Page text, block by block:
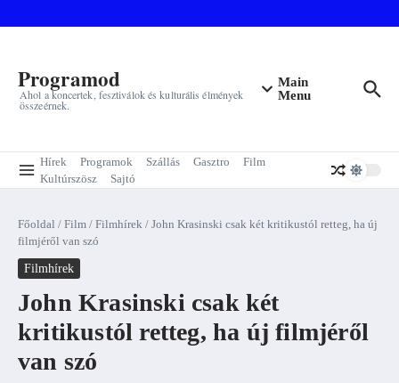
Programod
Ahol a koncertek, fesztiválok és kulturális élmények
összeérnek.
Main
Menu
Hírek Programok Szállás Gasztro
Film
Kultúrszösz
Sajtó
Főoldal / Film / Filmhírek / John Krasinski csak két kritikustól retteg, ha új
filmjéről van szó
Filmhírek
John Krasinski csak két
kritikustól retteg, ha új filmjéről
van szó